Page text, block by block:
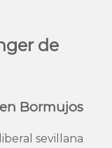
de
Bormujos
sevillana